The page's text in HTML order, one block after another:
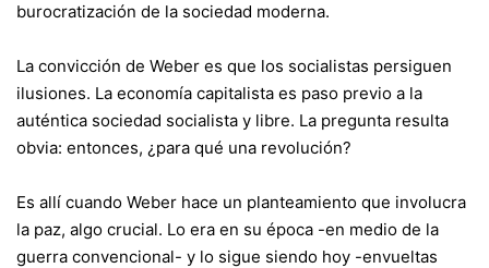
burocratización de la sociedad moderna.
La convicción de Weber es que los socialistas persiguen
ilusiones. La economía capitalista es paso previo a la
auténtica sociedad socialista y libre. La pregunta resulta
obvia: entonces, ¿para qué una revolución?
Es allí cuando Weber hace un planteamiento que involucra
la paz, algo crucial. Lo era en su época -en medio de la
guerra convencional- y lo sigue siendo hoy -envueltas